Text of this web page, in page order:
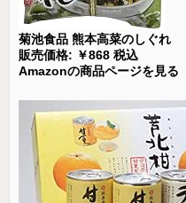
菊池食品 熊本高菜のしぐれ
販売価格: ￥868 税込
Amazonの商品ページを見る